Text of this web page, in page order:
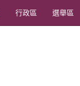
行政區 選舉區